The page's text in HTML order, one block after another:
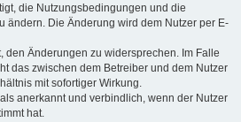
die Nutzungsbedingungen und die
ändern. Die Änderung wird dem Nutzer per E-
den Änderungen zu widersprechen. Im Falle
das zwischen dem Betreiber und dem Nutzer
mit sofortiger Wirkung.
anerkannt und verbindlich, wenn der Nutzer
hat.